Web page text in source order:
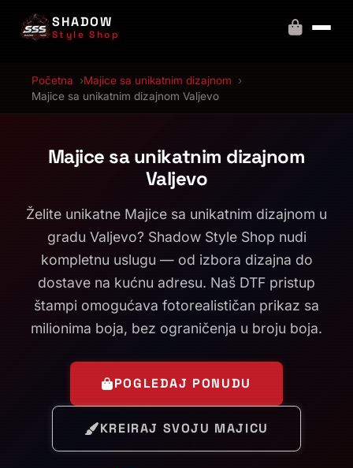
SHADOW
Style Shop
Početna
Majice sa unikatnim dizajnom
Majice sa unikatnim dizajnom Valjevo
Majice sa unikatnim dizajnom
Valjevo
Želite unikatne Majice sa unikatnim dizajnom u
gradu Valjevo? Shadow Style Shop nudi
kompletnu uslugu — od izbora dizajna do
dostave na kućnu adresu. Naš DTF pristup
štampi omogućava fotorealističan prikaz sa
milionima boja, bez ograničenja u broju boja.
POGLEDAJ PONUDU
KREIRAJ SVOJU MAJICU